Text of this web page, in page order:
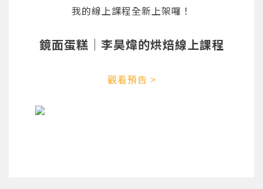
我的線上課程全新上架囉！
鏡面蛋糕｜李昊煒的烘焙線上課程
觀看預告 >